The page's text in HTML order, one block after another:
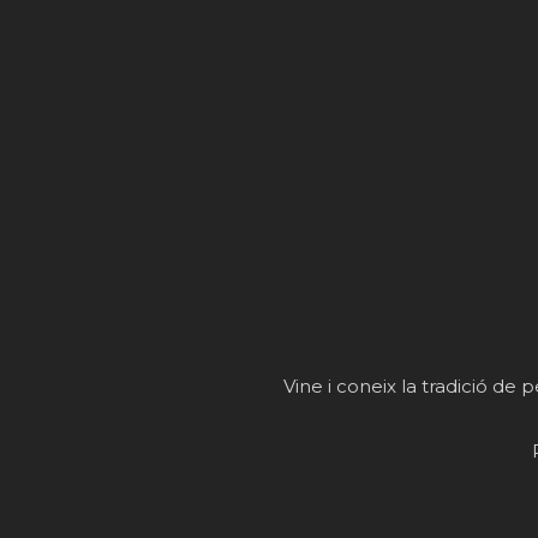
Vine i coneix la tradició de